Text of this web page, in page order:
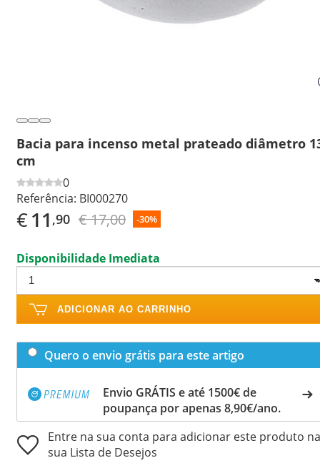
Bacia para incenso metal prateado diâmetro
cm
0
Referência: BI000270
€11 ,90 € 17,00 -30%
Disponibilidade Imediata
ADICIONAR AO CARRINHO
Quero o envio grátis para este artigo
Envio GRÁTIS e até 1500€ de
poupança por apenas 8,90€/ano.
Entre na sua conta para adicionar este produto na
sua Lista de Desejos